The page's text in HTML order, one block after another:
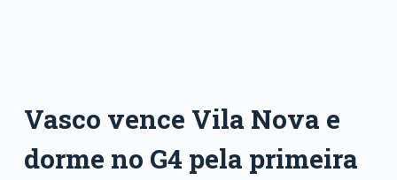
Vasco vence Vila Nova e
dorme no G4 pela primeira